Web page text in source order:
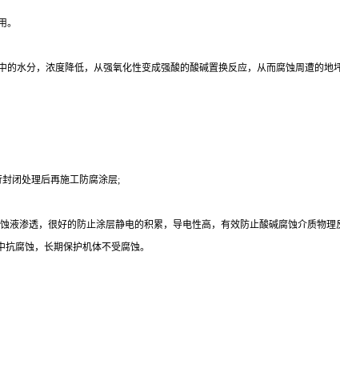
。
水分，浓度降低，从强氧化性变成强酸的酸碱置换反应，从而腐蚀周遭的地
闭处理后再施工防腐涂层;
液渗透，很好的防止涂层静电的积累，导电性高，有效防止酸碱腐蚀介质物理
腐蚀，长期保护机体不受腐蚀。